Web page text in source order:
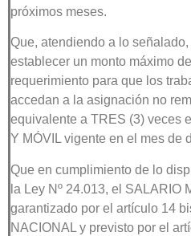
próximos meses.
Que, atendiendo a lo
establecer un monto máximo
requerimiento para que los
accedan a la asignación no
equivalente a TRES (3) veces
Y MÓVIL vigente en el mes de
Que en cumplimiento de lo
la Ley Nº 24.013, el SALARIO
garantizado por el artículo 14
NACIONAL y previsto por el